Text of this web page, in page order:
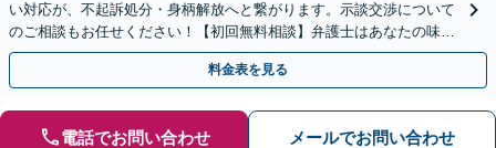
い対応が、不起訴処分・身柄解放へと繋がります。示談交渉について
のご相談もお任せください！【初回無料相談】弁護士はあなたの味方
です。今後の見通しもすぐにお伝えします。
料金表を見る
電話でお問い合わせ メールでお問い合わせ